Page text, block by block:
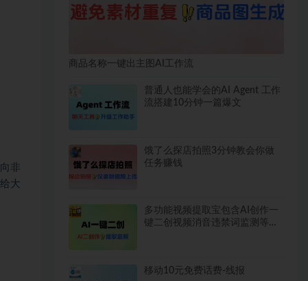
非
大
商品名称一键出主图AI工作流
普通人也能学会的AI Agent 工作
流搭建10分钟一篇爆文
饿了么探店拍照3分钟教会你做
任务赚钱
多功能视频提取宝包含AI创作一
键二创视频消音违禁词监测等永
移动10元免费话费-线报